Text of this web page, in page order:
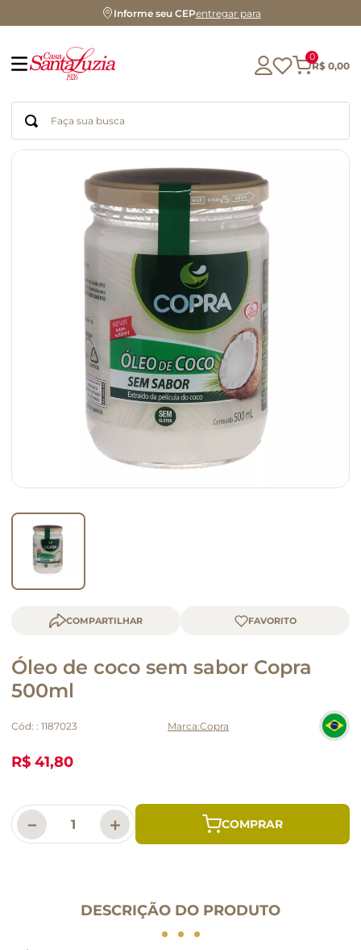
Informe seu CEPentregar para
0
R$ 0,00
Faça sua busca
COMPARTILHAR
Óleo de coco sem sabor Copra
500ml
Cód: : 1187023 Copra
R$ 41,80
＋
－
DESCRIÇÃO DO PRODUTO
Termos mais buscados